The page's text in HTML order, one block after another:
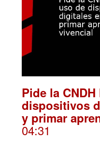
Pide la
dispositivos
y primar
04:31